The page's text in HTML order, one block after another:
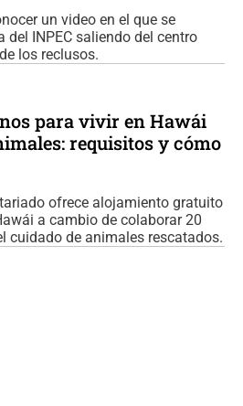
un video en el que se
del INPEC saliendo del centro
los reclusos.
para vivir en Hawái
requisitos y cómo
ofrece alojamiento gratuito
a cambio de colaborar 20
cuidado de animales rescatados.